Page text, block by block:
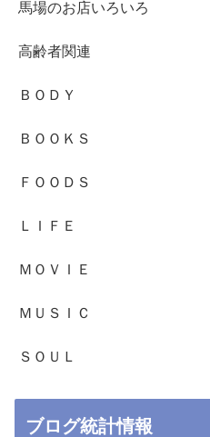
馬場のお店いろいろ
高齢者関連
ＢＯＤＹ
ＢＯＯＫＳ
ＦＯＯＤＳ
ＬＩＦＥ
ＭＯＶＩＥ
ＭＵＳＩＣ
ＳＯＵＬ
ブログ統計情報